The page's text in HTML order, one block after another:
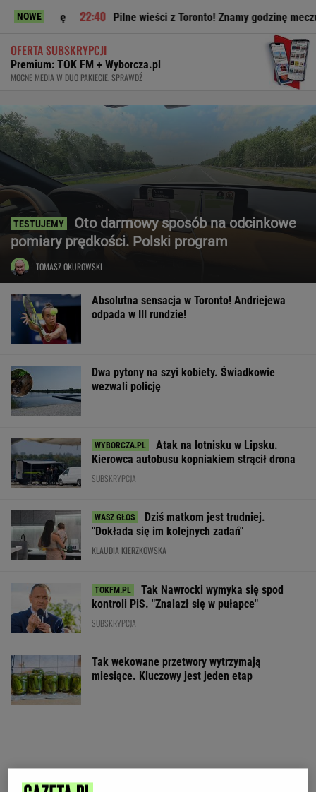
NOWE Pilne wieści z Toronto! Znamy godzinę meczu Iga
OFERTA SUBSKRYPCJI
Premium: TOK FM + Wyborcza.pl
MOCNE MEDIA W DUO PAKIECIE. SPRAWDŹ
Oto darmowy sposób na odcinkowe
pomiary prędkości. Polski program
TOMASZ OKUROWSKI
Absolutna sensacja w Toronto! Andriejewa
odpada w III rundzie!
Dwa pytony na szyi kobiety. Świadkowie
wezwali policję
Atak na lotnisku w Lipsku.
Kierowca autobusu kopniakiem strącił drona
SUBSKRYPCJA
Dziś matkom jest trudniej.
"Dokłada się im kolejnych zadań"
KLAUDIA KIERZKOWSKA
Tak Nawrocki wymyka się spod
kontroli PiS. "Znalazł się w pułapce"
SUBSKRYPCJA
Tak wekowane przetwory wytrzymają
miesiące. Kluczowy jest jeden etap